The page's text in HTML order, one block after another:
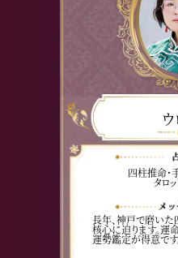
四柱推命・
タロ
長年、神戸で磨いた
核心に迫ります。運
運勢鑑定が得意です